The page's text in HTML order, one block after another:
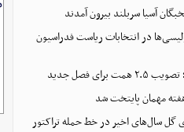
در انتخابات ریاست فدراسیون
فصل جدید
مهمان پایتخت شد
گل سال‌های اخیر در خط حمله تراکتور